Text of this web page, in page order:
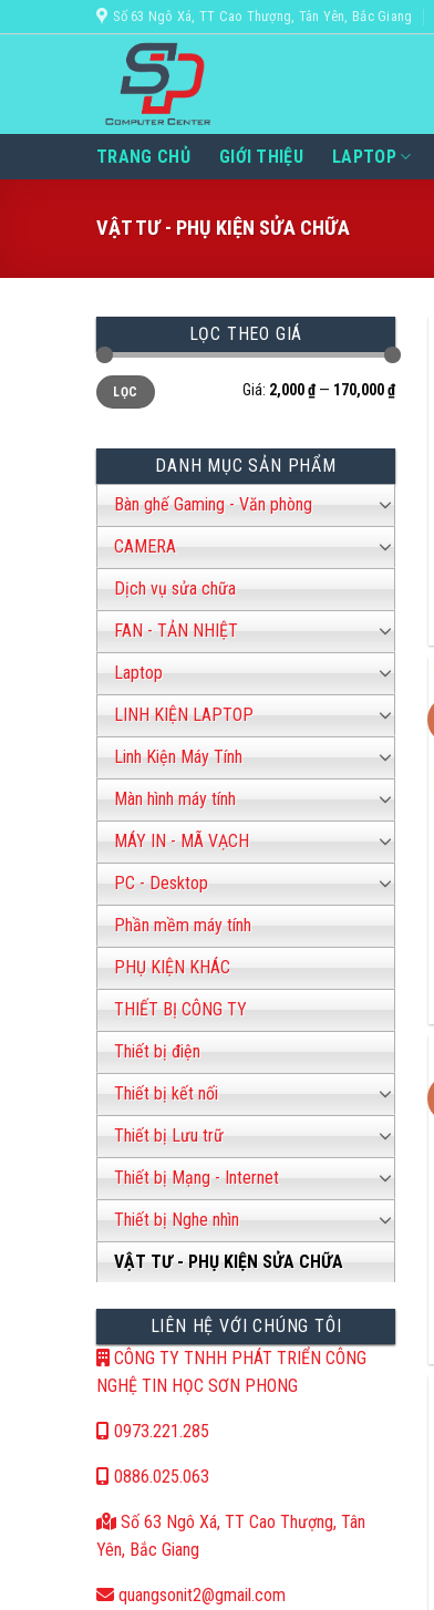
qua
Số 63 Ngô Xá, TT Cao Thượng, Tân Yên, Bắc Giang
TRANG CHỦ GIỚI THIỆU LAPTOP
VẬT TƯ - PHỤ KIỆN SỬA CHỮA
LỌC THEO GIÁ
Giá
thấp
nhất
Giá
cao
nhất
LỌC Giá: 2,000 ₫ — 170,000 ₫
DANH MỤC SẢN PHẨM
Bàn ghế Gaming - Văn phòng
CAMERA
Dịch vụ sửa chữa
FAN - TẢN NHIỆT
Laptop
LINH KIỆN LAPTOP
Linh Kiện Máy Tính
Màn hình máy tính
MÁY IN - MÃ VẠCH
PC - Desktop
Phần mềm máy tính
PHỤ KIỆN KHÁC
THIẾT BỊ CÔNG TY
Thiết bị điện
Thiết bị kết nối
Thiết bị Lưu trữ
Thiết bị Mạng - Internet
Thiết bị Nghe nhìn
VẬT TƯ - PHỤ KIỆN SỬA CHỮA
LIÊN HỆ VỚI CHÚNG TÔI
CÔNG TY TNHH PHÁT TRIỂN CÔNG
NGHỆ TIN HỌC SƠN PHONG
0973.221.285
0886.025.063
Số 63 Ngô Xá, TT Cao Thượng, Tân
Yên, Bắc Giang
quangsonit2@gmail.com